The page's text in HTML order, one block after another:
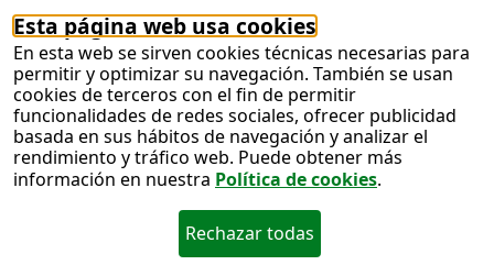
Esta página web usa cookies
En esta web se sirven cookies técnicas necesarias para
permitir y optimizar su navegación. También se usan
cookies de terceros con el fin de permitir
funcionalidades de redes sociales, ofrecer publicidad
basada en sus hábitos de navegación y analizar el
rendimiento y tráfico web. Puede obtener más
información en nuestra Política de cookies.